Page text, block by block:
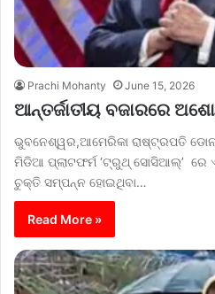
Prachi Mohanty June 15, 2026
ଆନ୍ତର୍ଜାତୀୟ ବଜାରରେ
ଭୁବନେଶ୍ୱର,ଆମେରିକା ରାଷ୍ଟ୍ରପତି
ମିଡିଆ ପ୍ଲାଟଫର୍ମ ‘ଟ୍ରୁଥ୍ ସୋସିଆଲ୍’ ରେ
ଚୁକ୍ତି ସମ୍ପନ୍ନ ହୋଇଥିବା…
Read More »